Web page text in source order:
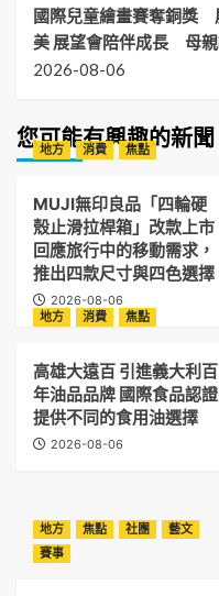
國際兒童繪畫賽奪銅獎
美 展望會陪伴成長 母
2026-08-06
您可能有興趣的新聞
地方 消費 焦點
MUJI無印良品「四輪硬
殼止滑拉桿箱」改款上市
回應旅行中的移動需求，
推出四款尺寸與四色選擇
2026-08-06
地方
消費 焦點
高雄大遠百 引進義大利百
年油品品牌 國際食品認證
提供不同的食用油選擇
2026-08-06
地方 焦點 社團
藝文
賽事